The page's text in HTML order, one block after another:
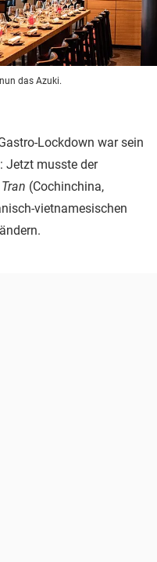
das Azuki.
Lockdown war sein
Jetzt musste der
(Cochinchina,
vietnamesischen